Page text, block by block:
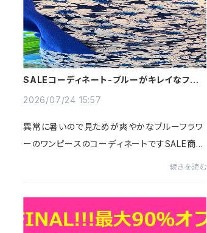
SALEコーディネート-ブルーがキレイなフラ
2026/07/24 15:57
異常に暑いので見ためが爽やかなブルーフラワ
ーのワンピースのコーディネートですSALE商品
続きを読む